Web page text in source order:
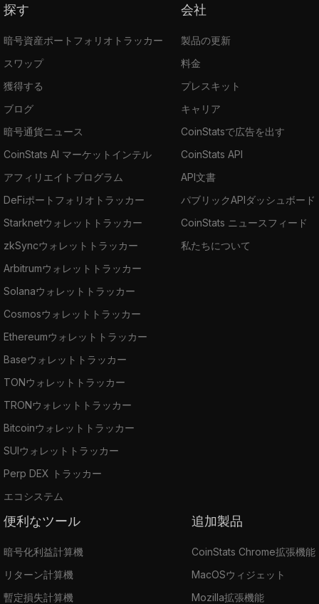
探す
暗号資産ポートフォリオトラッカー
スワップ
獲得する
ブログ
暗号通貨ニュース
CoinStats AI マーケットインテル
アフィリエイトプログラム
DeFiポートフォリオトラッカー
Starknetウォレットトラッカー
zkSyncウォレットトラッカー
Arbitrumウォレットトラッカー
Solanaウォレットトラッカー
Cosmosウォレットトラッカー
Ethereumウォレットトラッカー
Baseウォレットトラッカー
TONウォレットトラッカー
TRONウォレットトラッカー
Bitcoinウォレットトラッカー
SUIウォレットトラッカー
Perp DEX トラッカー
エコシステム
会社
製品の更新
料金
プレスキット
キャリア
CoinStatsで広告を出す
CoinStats API
API文書
パブリックAPIダッシュボード
CoinStats ニュースフィード
私たちについて
便利なツール
暗号化利益計算機
リターン計算機
暫定損失計算機
追加製品
CoinStats Chrome拡張機能
MacOSウィジェット
Mozilla拡張機能